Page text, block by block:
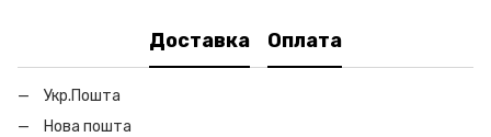
Доставка Оплата
Укр.Пошта
Нова пошта